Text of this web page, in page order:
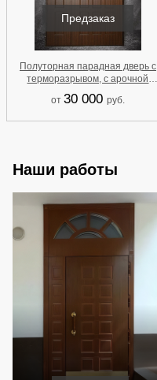
Предзаказ
Полуторная парадная дверь с
терморазрывом, с арочной
остекленной фрамугой и
отделкой МДФ 81
от 30 000 руб.
Наши работы